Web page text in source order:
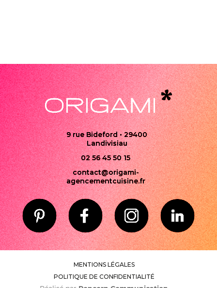
9 rue Bideford • 29400
Landivisiau
02 56 45 50 15
contact@origami-
agencementcuisine.fr
MENTIONS LÉGALES
POLITIQUE DE CONFIDENTIALITÉ